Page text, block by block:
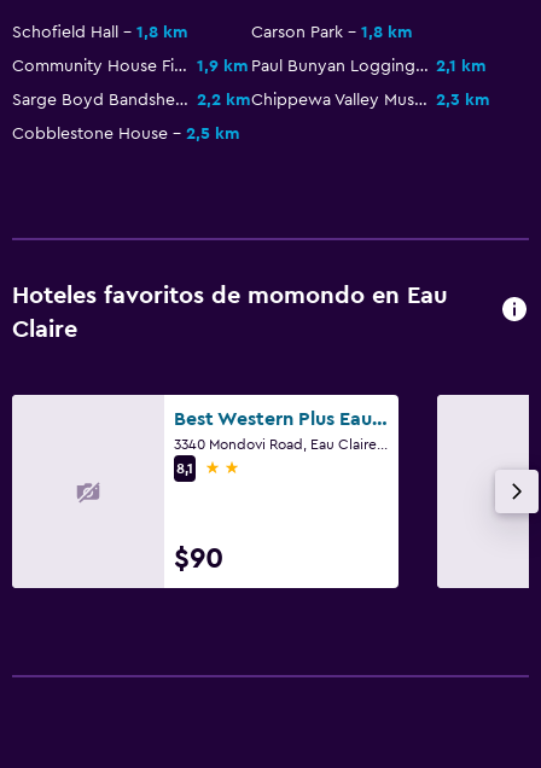
Plancha y tabla de planchar
Escritorio
Ideal para familias
Cuna/cama nido disponibles
Gimnasio
Estacionamiento y transporte
Schofield Hall 1,8 km Carson Park
1,8 km
Community House First Congregational Church
1,9 km Paul Bunyan Logging Camp Museum 2,1 km
Sarge Boyd Bandshell 2,2 km Chippewa Valley Museum 2,3 km
Cobblestone House
2,5 km
Hoteles favoritos de momondo en Eau
Claire
Best Western Plus Eau Claire Conference Center
8,1
2 estrellas
$90